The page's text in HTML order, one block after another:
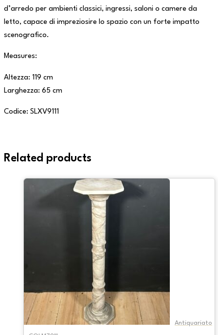
d’arredo per ambienti classici, ingressi, saloni o camere da
letto, capace di impreziosire lo spazio con un forte impatto
scenografico.
Measures:
Altezza: 119 cm
Larghezza: 65 cm
Codice: SLXV9111
Related products
Antiquariato